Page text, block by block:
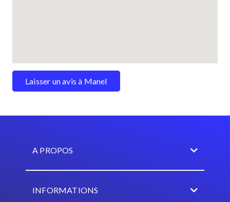
Laisser un avis à Manel
A PROPOS
INFORMATIONS